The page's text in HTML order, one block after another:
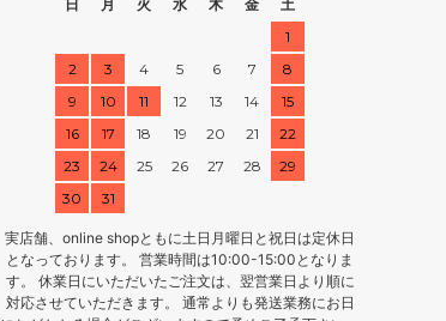
日
月 火 水 木 金
土
1
2
3 4 5 6 7
8
9
10 11 12 13 14
15
16
17 18 19 20 21
22
23
24 25 26 27 28
29
30
31
実店舗、online shopともに土日月曜日と祝日は定休日
となっております。 営業時間は10:00-15:00となりま
す。 休業日にいただいたご注文は、翌営業日より順に
対応させていただきます。 通常よりも発送業務にお日